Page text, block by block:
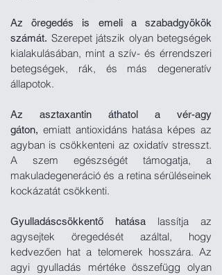
Az öregedés is emeli a szabadgyökök
számát. Szerepet játszik olyan betegségek
kialakulásában, mint a szív- és érrendszeri
betegségek, rák, és más degeneratív
állapotok.
Az asztaxantin áthatol a vér-agy
gáton, emiatt antioxidáns hatása képes az
agyban is csökkenteni az oxidatív stresszt.
A szem egészségét támogatja, a
makuladegeneráció és a retina sérüléseinek
kockázatát csökkenti.
Gyulladáscsökkentő hatása lassítja az
agysejtek öregedését azáltal, hogy
kedvezően hat a telomerek hosszára. Az
agyi gyulladás mértéke összefügg olyan